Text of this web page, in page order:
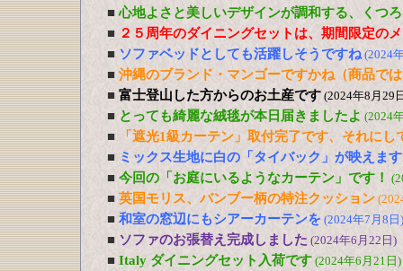
■ 心地よさと美しいデザインが調和する、くつ
■ ２５周年のダイニングセットは、期間限定の
■ ソファベッドとしても活躍しそうですね(2024
■ 沖縄のブランド・マンゴーですかね（商品で
■ 富士登山した方からのお土産です (2024年8月29
■ とっても綺麗な絨毯が本日届きましたよ (2024
■
「遮光1級カーテン」取付完了です、それに
■ ミックス生地に白の「タイバック」が映えま
■ 今回の「お庭にいるようなカーテン」です！
■ 英国モリス、バンブー柄の特注クッション
■ 和室の窓辺にもシアーカーテンを (2024年7月8日)
■ ソファのお張替え完成しました (2024年6月22日)
■ Italy ダイニングセット入荷です (2024年6月21日)